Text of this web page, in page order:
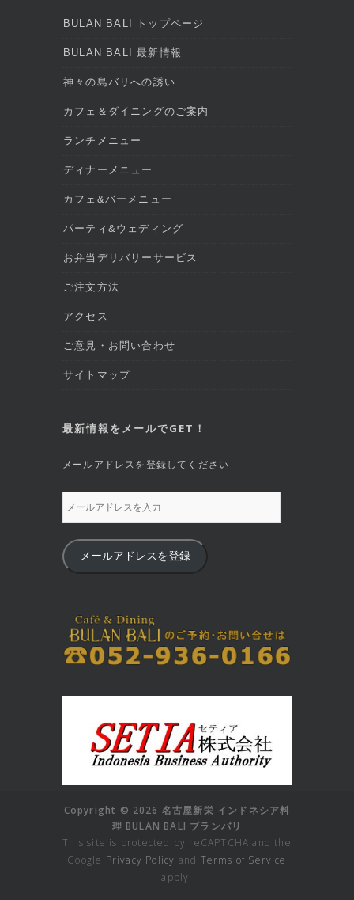
BULAN BALI トップページ
BULAN BALI 最新情報
神々の島バリへの誘い
カフェ＆ダイニングのご案内
ランチメニュー
ディナーメニュー
カフェ&バーメニュー
パーティ&ウェディング
お弁当デリバリーサービス
ご注文方法
アクセス
ご意見・お問い合わせ
サイトマップ
最新情報をメールでGET！
メールアドレスを登録してください
メールアドレスを登録
Copyright © 2026 名古屋新栄 インドネシア料
理 BULAN BALI ブランバリ
This site is protected by reCAPTCHA and the
Google Privacy Policy and Terms of Service
apply.